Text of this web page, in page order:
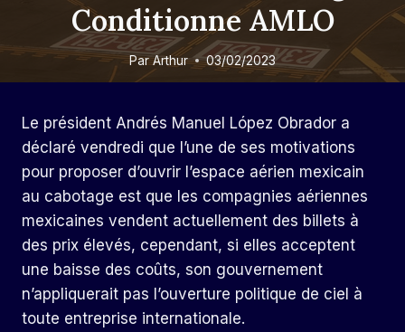
Conditionne AMLO
ParArthur 03/02/2023
Le président Andrés Manuel López Obrador a
déclaré vendredi que l’une de ses motivations
pour proposer d’ouvrir l’espace aérien mexicain
au cabotage est que les compagnies aériennes
mexicaines vendent actuellement des billets à
des prix élevés, cependant, si elles acceptent
une baisse des coûts, son gouvernement
n’appliquerait pas l’ouverture politique de ciel à
toute entreprise internationale.